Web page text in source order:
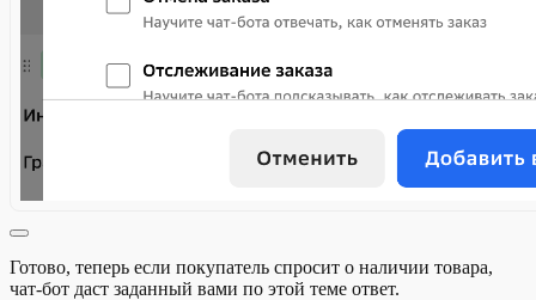
Готово, теперь если покупатель спросит о наличии товара,
чат-бот даст заданный вами по этой теме ответ.